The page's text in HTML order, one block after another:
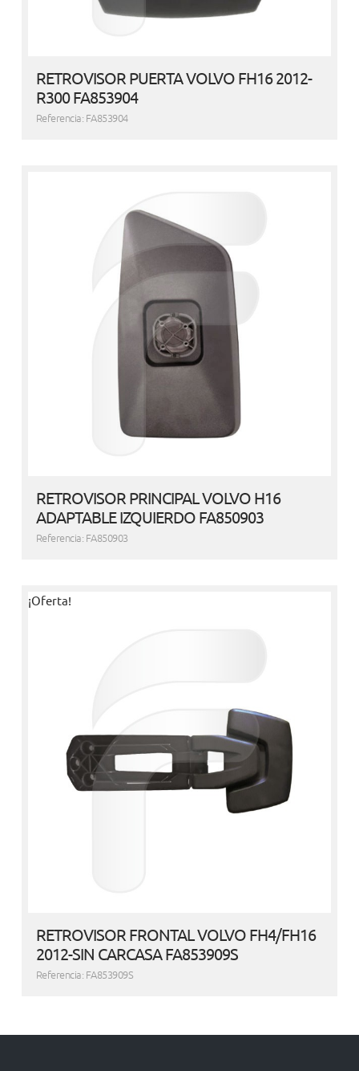
RETROVISOR PUERTA VOLVO FH16 2012-
R300 FA853904
Referencia: FA853904
RETROVISOR PRINCIPAL VOLVO H16
ADAPTABLE IZQUIERDO FA850903
Referencia: FA850903
¡Oferta!
RETROVISOR FRONTAL VOLVO FH4/FH16
2012-SIN CARCASA FA853909S
Referencia: FA853909S